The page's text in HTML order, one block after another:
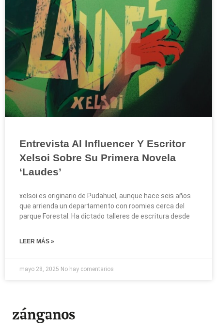
Entrevista Al Influencer Y Escritor
Xelsoi Sobre Su Primera Novela
‘Laudes’
xelsoi es originario de Pudahuel, aunque hace seis años
que arrienda un departamento con roomies cerca del
parque Forestal. Ha dictado talleres de escritura desde
LEER MÁS »
mayo 28, 2025 No hay comentarios